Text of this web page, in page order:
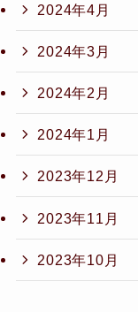
2024年4月
2024年3月
2024年2月
2024年1月
2023年12月
2023年11月
2023年10月